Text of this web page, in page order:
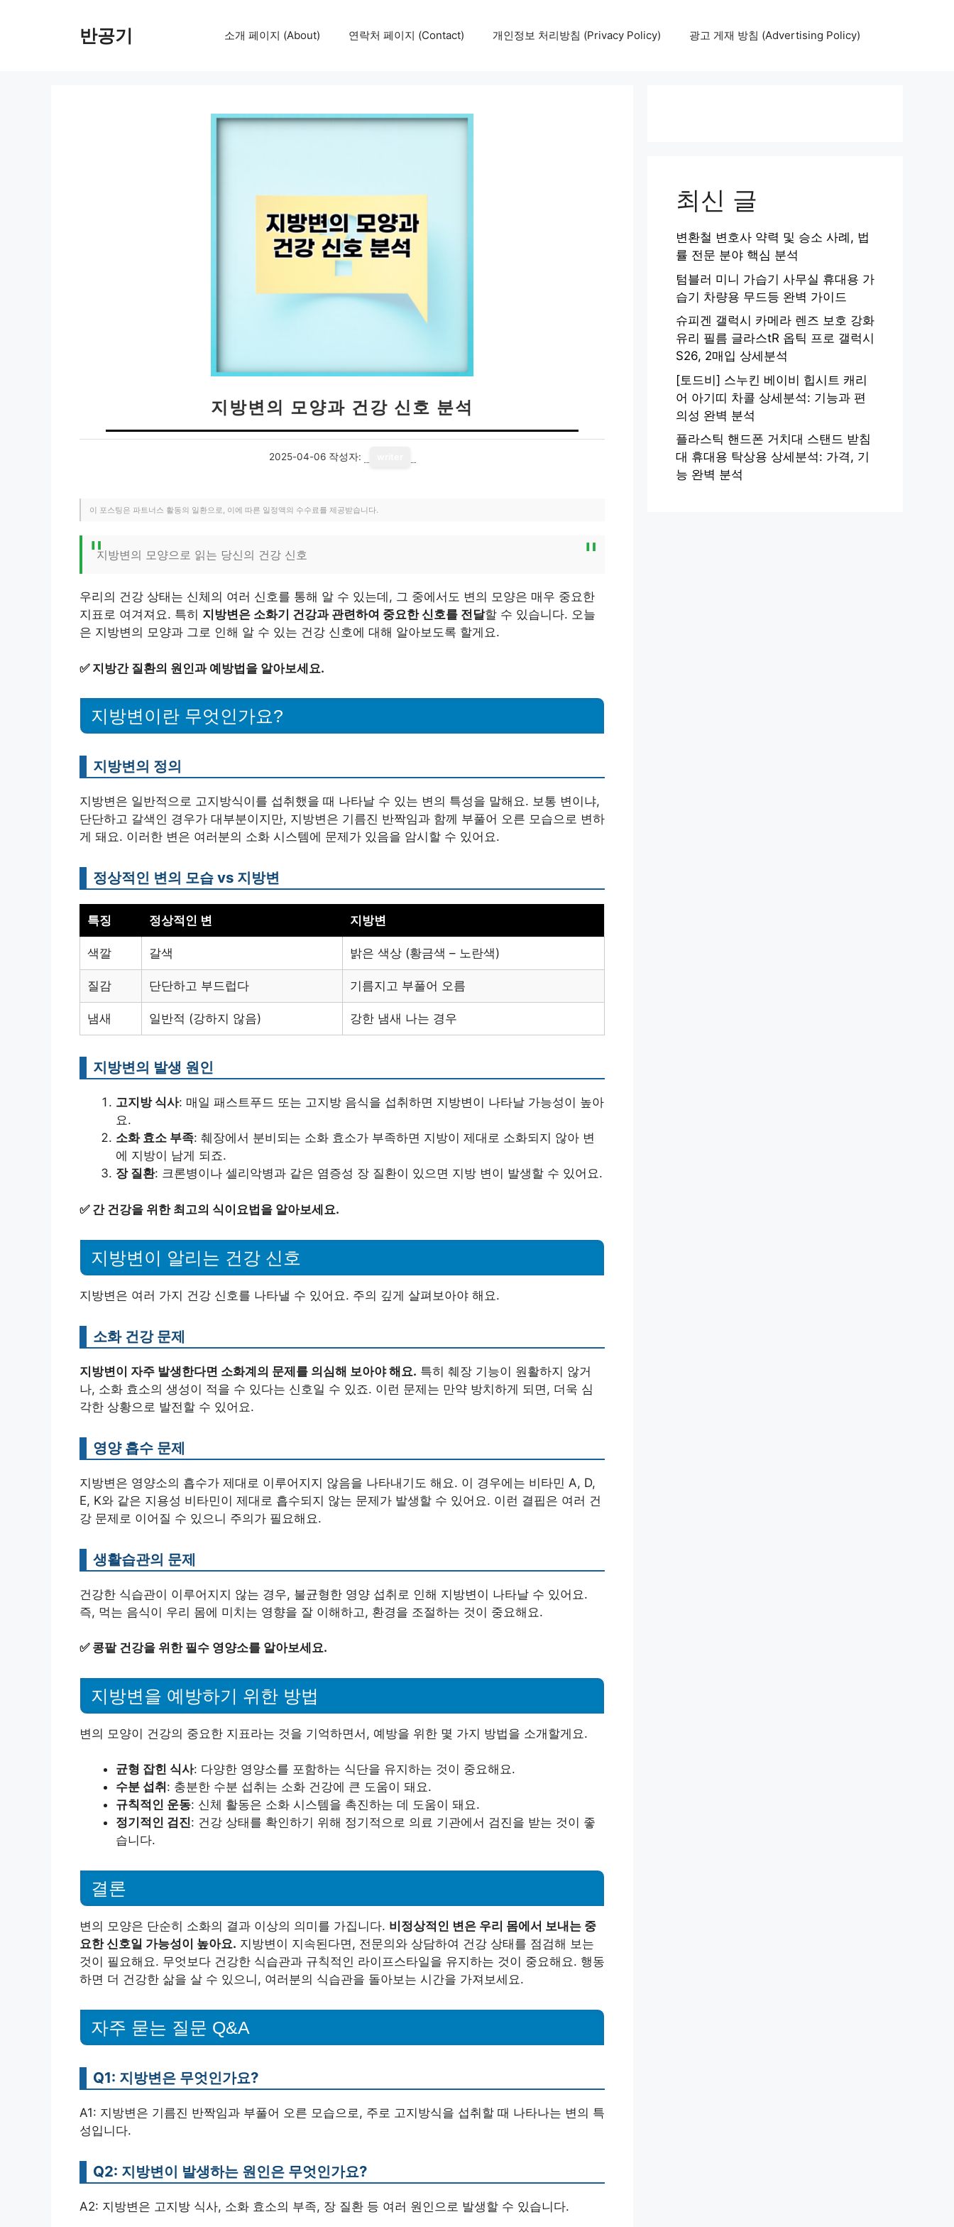
반공기 소개 페이지 (About) 연락처 페이지 (Contact) 개인정보 처리방침 (Privacy Policy) 광고 게재 방침 (Advertising Policy)
지방변의 모양과 건강 신호 분석
2025-04-06 작성자:
이 포스팅은 파트너스 활동의 일환으로, 이에 따른 일정액의 수수료를 제공받습니다.
지방변의 모양으로 읽는 당신의 건강 신호
우리의 건강 상태는 신체의 여러 신호를 통해 알 수 있는데, 그 중에서도 변의 모양은 매우 중요한
지표로 여겨져요. 특히 지방변은 소화기 건강과 관련하여 중요한 신호를 전달할 수 있습니다. 오늘
은 지방변의 모양과 그로 인해 알 수 있는 건강 신호에 대해 알아보도록 할게요.
✅ 지방간 질환의 원인과 예방법을 알아보세요.
지방변이란 무엇인가요?
지방변의 정의
지방변은 일반적으로 고지방식이를 섭취했을 때 나타날 수 있는 변의 특성을 말해요. 보통 변이냐,
단단하고 갈색인 경우가 대부분이지만, 지방변은 기름진 반짝임과 함께 부풀어 오른 모습으로 변하
게 돼요. 이러한 변은 여러분의 소화 시스템에 문제가 있음을 암시할 수 있어요.
정상적인 변의 모습 vs 지방변
특징 정상적인 변 지방변
색깔 갈색 밝은 색상 (황금색 – 노란색)
질감 단단하고 부드럽다 기름지고 부풀어 오름
냄새 일반적 (강하지 않음) 강한 냄새 나는 경우
지방변의 발생 원인
고지방 식사: 매일 패스트푸드 또는 고지방 음식을 섭취하면 지방변이 나타날 가능성이 높아
요.
소화 효소 부족: 췌장에서 분비되는 소화 효소가 부족하면 지방이 제대로 소화되지 않아 변
에 지방이 남게 되죠.
장 질환: 크론병이나 셀리악병과 같은 염증성 장 질환이 있으면 지방 변이 발생할 수 있어요.
✅ 간 건강을 위한 최고의 식이요법을 알아보세요.
지방변이 알리는 건강 신호
지방변은 여러 가지 건강 신호를 나타낼 수 있어요. 주의 깊게 살펴보아야 해요.
소화 건강 문제
지방변이 자주 발생한다면 소화계의 문제를 의심해 보아야 해요. 특히 췌장 기능이 원활하지 않거
나, 소화 효소의 생성이 적을 수 있다는 신호일 수 있죠. 이런 문제는 만약 방치하게 되면, 더욱 심
각한 상황으로 발전할 수 있어요.
영양 흡수 문제
지방변은 영양소의 흡수가 제대로 이루어지지 않음을 나타내기도 해요. 이 경우에는 비타민 A, D,
E, K와 같은 지용성 비타민이 제대로 흡수되지 않는 문제가 발생할 수 있어요. 이런 결핍은 여러 건
강 문제로 이어질 수 있으니 주의가 필요해요.
생활습관의 문제
건강한 식습관이 이루어지지 않는 경우, 불균형한 영양 섭취로 인해 지방변이 나타날 수 있어요.
즉, 먹는 음식이 우리 몸에 미치는 영향을 잘 이해하고, 환경을 조절하는 것이 중요해요.
✅ 콩팥 건강을 위한 필수 영양소를 알아보세요.
지방변을 예방하기 위한 방법
변의 모양이 건강의 중요한 지표라는 것을 기억하면서, 예방을 위한 몇 가지 방법을 소개할게요.
균형 잡힌 식사: 다양한 영양소를 포함하는 식단을 유지하는 것이 중요해요.
수분 섭취 : 충분한 수분 섭취는 소화 건강에 큰 도움이 돼요.
규칙적인 운동: 신체 활동은 소화 시스템을 촉진하는 데 도움이 돼요.
정기적인 검진: 건강 상태를 확인하기 위해 정기적으로 의료 기관에서 검진을 받는 것이 좋
습니다.
결론
변의 모양은 단순히 소화의 결과 이상의 의미를 가집니다. 비정상적인 변은 우리 몸에서 보내는 중
요한 신호일 가능성이 높아요. 지방변이 지속된다면, 전문의와 상담하여 건강 상태를 점검해 보는
것이 필요해요. 무엇보다 건강한 식습관과 규칙적인 라이프스타일을 유지하는 것이 중요해요. 행동
하면 더 건강한 삶을 살 수 있으니, 여러분의 식습관을 돌아보는 시간을 가져보세요.
자주 묻는 질문 Q&A
Q1: 지방변은 무엇인가요?
A1: 지방변은 기름진 반짝임과 부풀어 오른 모습으로, 주로 고지방식을 섭취할 때 나타나는 변의 특
성입니다.
Q2: 지방변이 발생하는 원인은 무엇인가요?
A2: 지방변은 고지방 식사, 소화 효소의 부족, 장 질환 등 여러 원인으로 발생할 수 있습니다.
최신 글
변환철 변호사 약력 및 승소 사례, 법
률 전문 분야 핵심 분석
텀블러 미니 가습기 사무실 휴대용 가
습기 차량용 무드등 완벽 가이드
슈피겐 갤럭시 카메라 렌즈 보호 강화
유리 필름 글라스tR 옵틱 프로 갤럭시
S26, 2매입 상세분석
[토드비] 스누킨 베이비 힙시트 캐리
어 아기띠 차콜 상세분석: 기능과 편
의성 완벽 분석
플라스틱 핸드폰 거치대 스탠드 받침
대 휴대용 탁상용 상세분석: 가격, 기
능 완벽 분석